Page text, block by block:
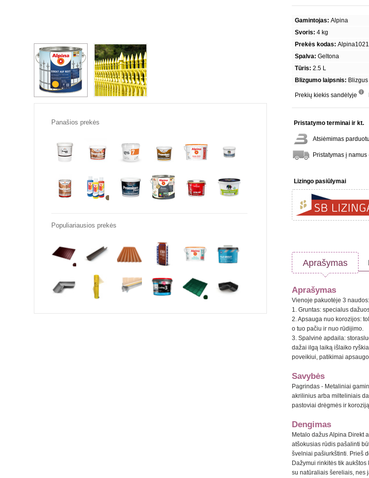
Gamintojas: Alpina
Svoris: 4 kg
Prekės kodas: Alpina1021
Spalva: Geltona
Tūris: 2.5 L
Blizgumo laipsnis: Blizgus
Prekių kiekis sandėlyje
Pristatymo terminai ir kt.
Atsiėmimas
Pristatymas į namus
Lizingo pasiūlymai
Aprašymas
Aprašymas
Vienoje pakuotėje 3 naudos:
1. Gruntas: specialus
2. Apsauga nuo korozijos:
o tuo pačiu ir nuo rūdijimo.
3. Spalvinė apdaila:
dažai ilgą laiką išlaiko
poveikiui, patikimai
Savybės
Pagrindas - Metaliniai
akrilinius arba milteliniais
pastoviai drėgmės ir
Dengimas
Metalo dažus Alpina Direkt
atšokusias rūdis pašalinti
švelniai pašiurkštinti. Prieš
Dažymui rinkitės tik
su natūraliais šereliais, nes
Panašios prekės
Populiariausios prekės